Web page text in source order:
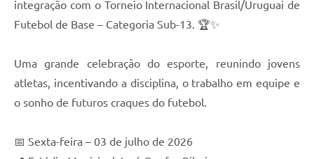
integração com o Torneio Internacional Brasil/Uruguai de
Futebol de Base – Categoria Sub-13. 🏆✨
Uma grande celebração do esporte, reunindo jovens
atletas, incentivando a disciplina, o trabalho em equipe e
o sonho de futuros craques do futebol.
📅 Sexta-feira – 03 de julho de 2026